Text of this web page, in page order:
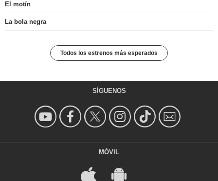
El motín
La bola negra
Todos los estrenos más esperados
SÍGUENOS
MÓVIL